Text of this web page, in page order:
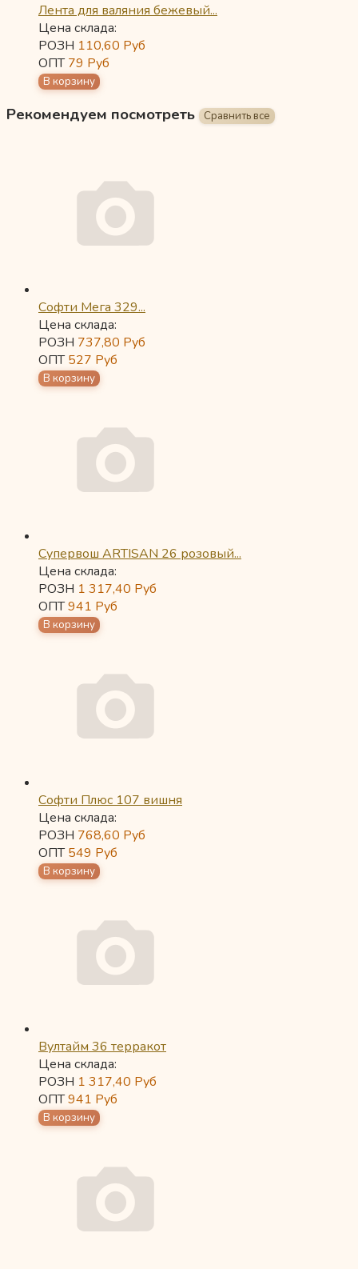
Лента для валяния бежевый...
Цена склада:
РОЗН 110,60 Руб
ОПТ79 Руб
Рекомендуем посмотреть
Софти Мега 329...
Цена склада:
РОЗН 737,80 Руб
ОПТ527 Руб
Супервош ARTISAN 26 розовый...
Цена склада:
РОЗН 1 317,40 Руб
ОПТ941 Руб
Софти Плюс 107 вишня
Цена склада:
РОЗН 768,60 Руб
ОПТ549 Руб
Вултайм 36 терракот
Цена склада:
РОЗН 1 317,40 Руб
ОПТ941 Руб